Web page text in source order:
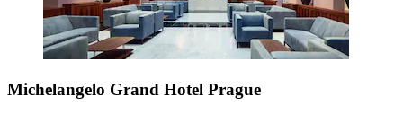
Michelangelo Grand Hotel Prague